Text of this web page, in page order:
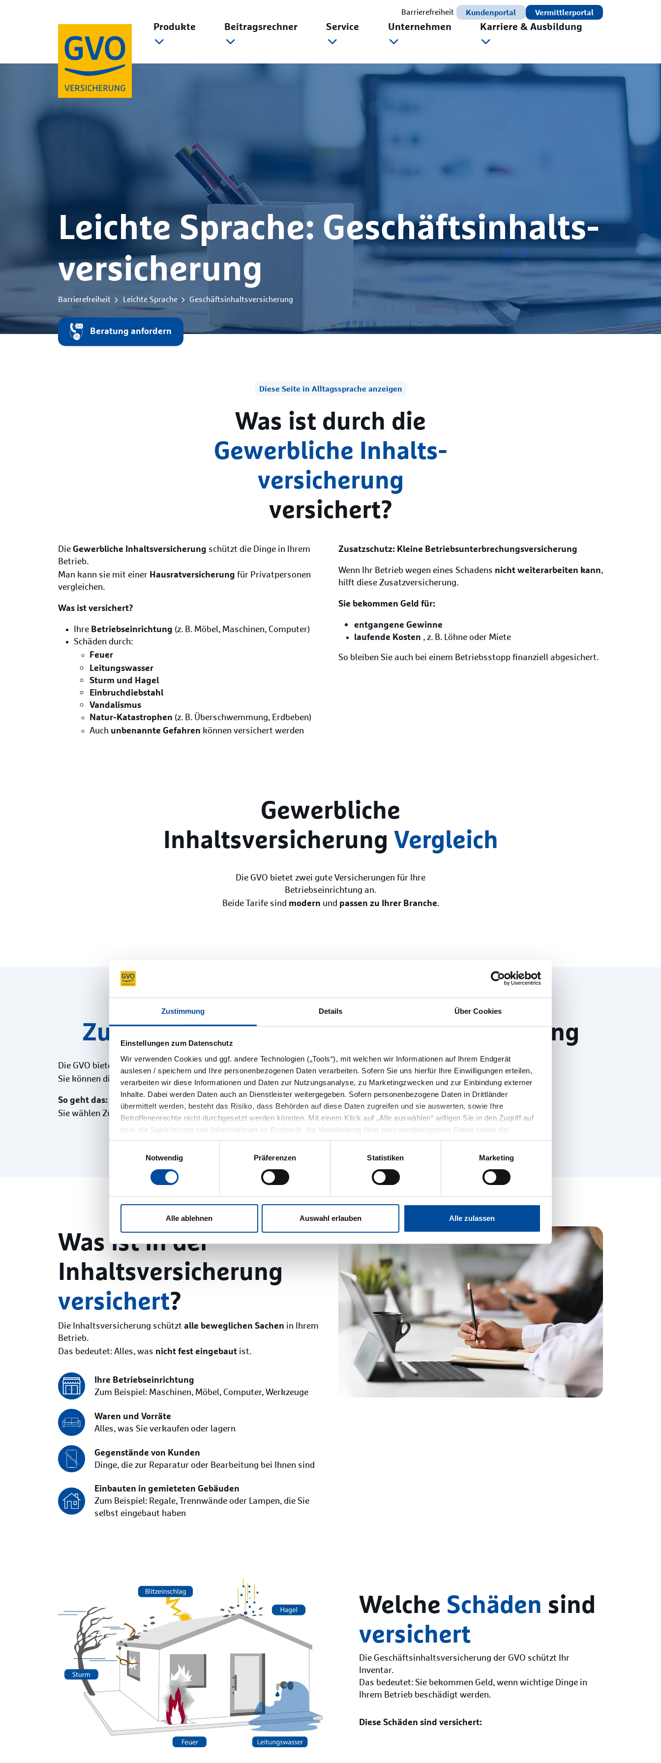
Zustimmung Details Über Cookies
Einstellungen zum Datenschutz
Wir verwenden Cookies und ggf. andere Technologien („Tools“), mit welchen wir Informationen auf Ihrem Endgerät
auslesen / speichern und Ihre personenbezogenen Daten verarbeiten. Sofern Sie uns hierfür Ihre Einwilligungen erteilen,
verarbeiten wir diese Informationen und Daten zur Nutzungsanalyse, zu Marketingzwecken und zur Einbindung externer
Inhalte. Dabei werden Daten auch an Dienstleister weitergegeben. Sofern personenbezogene Daten in Drittländer
übermittelt werden, besteht das Risiko, dass Behörden auf diese Daten zugreifen und sie auswerten, sowie Ihre
Betroffenenrechte nicht durchgesetzt werden könnten. Mit einem Klick auf „Alle auswählen“ willigen Sie in den Zugriff auf
bzw. die Speicherung von Informationen im Endgerät, die Verarbeitung Ihrer personenbezogenen Daten sowie die
Übermittlung Ihrer Daten in Drittländer ausdrücklich ein. Sie können Ihre Einwilligung jederzeit widerrufen. Nähere
Informationen finden Sie hierzu in unserer Datenschutzerklärung unter dem Punkt „allgemeine Hinweise zum
Notwendig
Präferenzen Statistiken Marketing
Alle ablehnen Auswahl erlauben Alle zulassen
Barrierefreiheit Kundenportal Vermittlerportal
Produkte Beitragsrechner Service Unternehmen Karriere & Ausbildung
Leichte Sprache: Geschäftsinhalts­
versicherung
Barrierefreiheit Leichte Sprache Geschäftsinhaltsversicherung
Beratung anfordern
Diese Seite in Alltagssprache anzeigen
Was ist durch die
Gewerbliche Inhalts­
versicherung
versichert?
Die Gewerbliche Inhaltsversicherung schützt die Dinge in Ihrem
Betrieb.
Man kann sie mit einer Hausratversicherung für Privatpersonen
vergleichen.
Was ist versichert?
Ihre Betriebseinrichtung (z. B. Möbel, Maschinen, Computer)
Schäden durch:
Feuer
Leitungswasser
Sturm und Hagel
Einbruchdiebstahl
Vandalismus
Natur-Katastrophen (z. B. Überschwemmung, Erdbeben)
Auch unbenannte Gefahren können versichert werden
Zusatzschutz: Kleine Betriebsunterbrechungsversicherung
Wenn Ihr Betrieb wegen eines Schadens nicht weiterarbeiten kann,
hilft diese Zusatzversicherung.
Sie bekommen Geld für:
entgangene Gewinne
laufende Kosten , z. B. Löhne oder Miete
So bleiben Sie auch bei einem Betriebsstopp finanziell abgesichert.
Gewerbliche
Inhaltsversicherung Vergleich
Die GVO bietet zwei gute Versicherungen für Ihre
Betriebseinrichtung an.
Beide Tarife sind modern und passen zu Ihrer Branche.
Zusatzbausteinefür die Inhaltsversicherung
Die GVO bietet eine Versicherung für Ihre Betriebseinrichtung an.
Sie können diese Versicherungnach Ihren Wünschen erweitern .
So geht das:
Sie wählen Zusatz-Bausteine aus, die zu Ihrem Betrieb passen
Das bringt Ihnen Vorteile:
Mehr Schutz für besondere Risiken
Individuelle Absicherung für Ihr Inventar
Sicherheit, die genau zu Ihrem Unternehmen passt
Was ist in der
Inhaltsversicherung
versichert?
Die Inhaltsversicherung schützt alle beweglichen Sachen in Ihrem
Betrieb.
Das bedeutet: Alles, was nicht fest eingebaut ist.
Ihre Betriebseinrichtung
Zum Beispiel: Maschinen, Möbel, Computer, Werkzeuge
Waren und Vorräte
Alles, was Sie verkaufen oder lagern
Gegenstände von Kunden
Dinge, die zur Reparatur oder Bearbeitung bei Ihnen sind
Einbauten in gemieteten Gebäuden
Zum Beispiel: Regale, Trennwände oder Lampen, die Sie
selbst eingebaut haben
Welche Schäden sind
versichert
Die Geschäftsinhaltsversicherung der GVO schützt Ihr
Inventar.
Das bedeutet: Sie bekommen Geld, wenn wichtige Dinge in
Ihrem Betrieb beschädigt werden.
Diese Schäden sind versichert: